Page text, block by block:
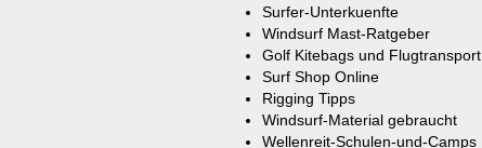
Surfer-Unterkuenfte
Windsurf Mast-Ratgeber
Golf Kitebags und Flugtransport
Surf Shop Online
Rigging Tipps
Windsurf-Material gebraucht
Wellenreit-Schulen-und-Camps